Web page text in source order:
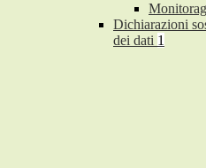
Dichiarazioni
dei dati 1